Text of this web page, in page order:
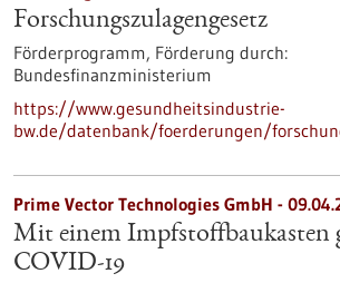
Forschungszulagengesetz
Förderprogramm, Förderung durch:
Bundesfinanzministerium
https://www.gesundheitsindustrie-
bw.de/datenbank/foerderungen/
Prime Vector Technologies GmbH -
Mit einem Impfstoffbaukasten
COVID-19